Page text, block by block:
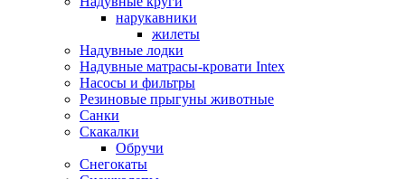
нарукавники
жилеты
Надувные лодки
Надувные матрасы-кровати Intex
Насосы и фильтры
Резиновые прыгуны животные
Санки
Скакалки
Обручи
Снегокаты